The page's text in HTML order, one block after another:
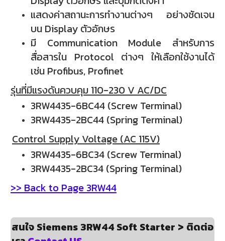
แสดงค่าสถานะการทำงานต่างๆ อย่างชัดเจน
บน Display ตัวอักษร
มี Communication Module สำหรับการ
สื่อสารใน Protocol ต่างๆ ให้เลือกใช้งานได้
เช่น Profibus, Profinet
รุ่นที่มีแรงดันควบคุม 110-230 V AC/DC
3RW4435-6BC44 (Screw Terminal)
3RW4435-2BC44 (Spring Terminal)
Control Supply Voltage (AC 115V)
3RW4435-6BC34 (Screw Terminal)
3RW4435-2BC34 (Spring Terminal)
>> Back to Page 3RW44
สนใจ Siemens 3RW44 Soft Starter > ติดต่อ